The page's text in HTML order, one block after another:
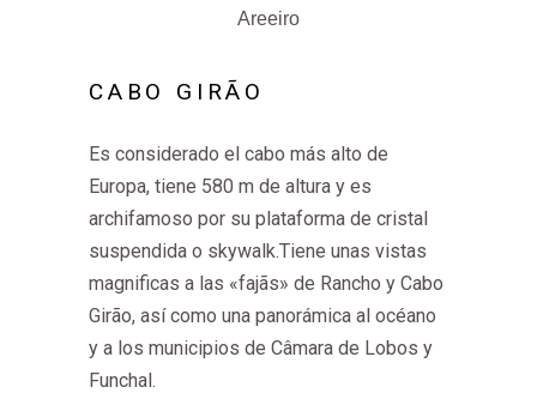
Areeiro
CABO GIRÃO
Es considerado el cabo más alto de
Europa, tiene 580 m de altura y es
archifamoso por su plataforma de cristal
suspendida o skywalk.Tiene unas vistas
magnificas a las «fajãs» de Rancho y Cabo
Girão, así como una panorámica al océano
y a los municipios de Câmara de Lobos y
Funchal.